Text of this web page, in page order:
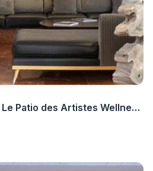
Best Western Premier Le Patio des Artistes Wellness Jacuzzi